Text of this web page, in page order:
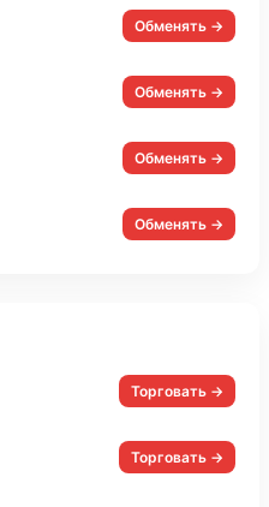
Обменять →
Обменять →
Обменять →
Обменять →
Торговать →
Торговать →